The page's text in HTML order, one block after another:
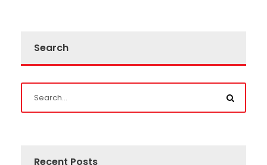
Search
Recent Posts